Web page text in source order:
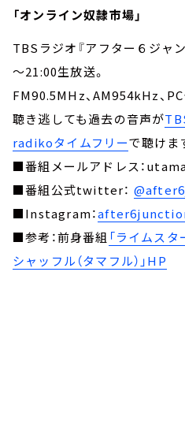
「オンライン奴隷市場」
TBSラジオ『アフター６ジャ
～21:00生放送。
FM90.5MHz、AM954kHz、
聴き逃しても過去の音声が
radikoタイムフリーで聴けま
■番組メールアドレス：
■番組公式twitter：
■Instagram：
■参考：前身番組 「ライムス
シャッフル（タマフル）」HP